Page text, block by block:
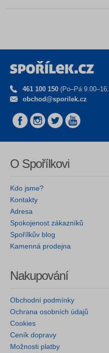
461 100 150 (Po–Pá
obchod@sporilek.cz
O Spořílkovi
Kdo jsme?
Kontakty
Adresa
Spokojenost zákazníků
Spořílkův blog
Kamenná prodejna
Nakupování
Obchodní podmínky
Ochrana osobních údajů
Cookies
Ceník dopravy
Možnosti platby